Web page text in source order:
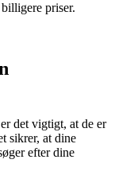
priser.
det vigtigt, at de er
sikrer, at dine
efter dine